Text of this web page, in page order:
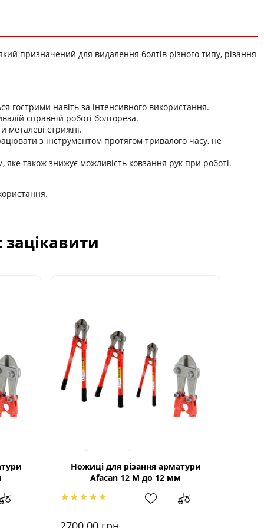
призначений для видалення болтів різного типу, різання
гострими навіть за інтенсивного використання.
справній роботі болтореза.
металеві стрижні.
з інструментом протягом тривалого часу, не
також знижує можливість ковзання рук при роботі.
Ножиці для різання арматури
Afacan 12 М до 12 мм